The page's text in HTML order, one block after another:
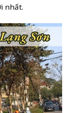
nhất.